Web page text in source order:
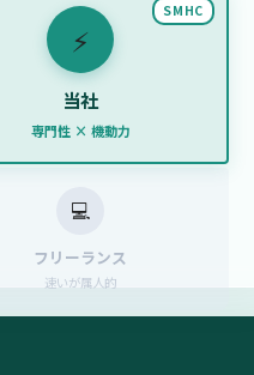
SMHC
⚡
当社
専門性 × 機動力
💻
フリーランス
速いが属人的